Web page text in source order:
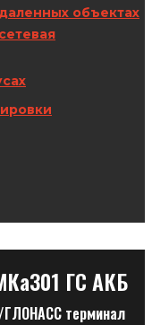
объектах
ГС АКБ
ГЛОНАСС терминал